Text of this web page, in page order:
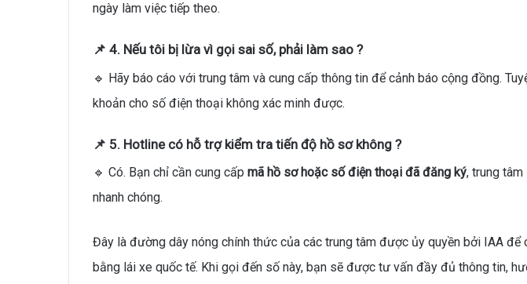
ngày làm việc tiếp theo.
📌 4. Nếu tôi bị lừa vì gọi sai số, phải làm sao ?
🔹 Hãy báo cáo với trung tâm và cung cấp thông tin để cảnh báo cộng đồng.
khoản cho số điện thoại không xác minh được.
📌 5. Hotline có hỗ trợ kiểm tra tiến độ hồ sơ không ?
🔹 Có. Bạn chỉ cần cung cấp mã hồ sơ hoặc số điện thoại đã đăng ký, trung
nhanh chóng.
Đây là đường dây nóng chính thức của các trung tâm được ủy quyền bởi IAA để
bằng lái xe quốc tế. Khi gọi đến số này, bạn sẽ được tư vấn đầy đủ thông tin,